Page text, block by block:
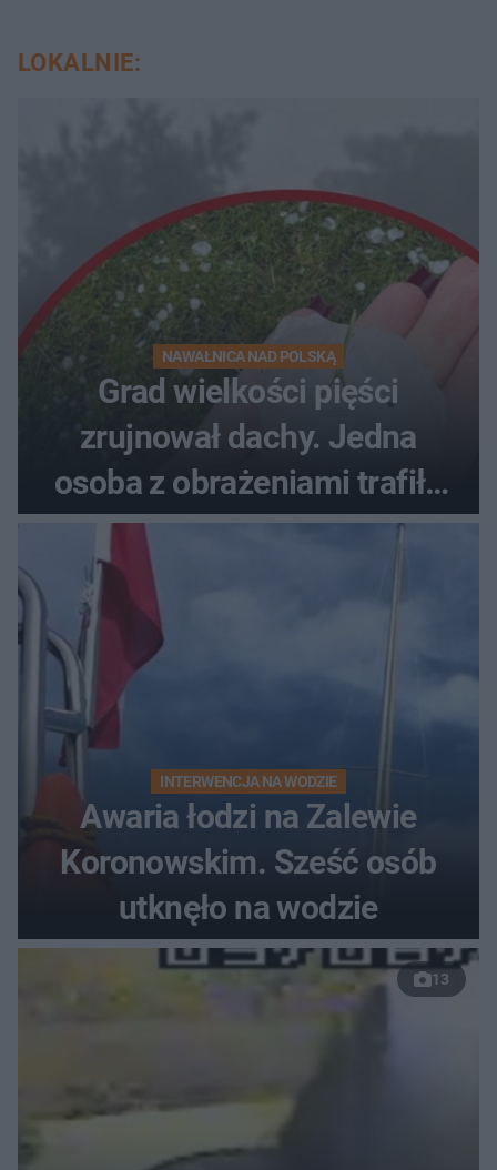
LOKALNIE:
NAWAŁNICA NAD POLSKĄ
Grad wielkości pięści
zrujnował dachy. Jedna
osoba z obrażeniami trafiła
do szpitala
INTERWENCJA NA WODZIE
Awaria łodzi na Zalewie
Koronowskim. Sześć osób
utknęło na wodzie
13